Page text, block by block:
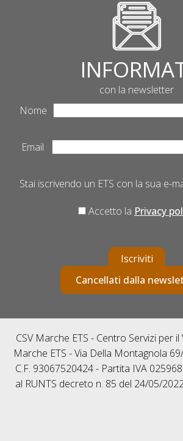
con la newsletter
Nome
Email
Stai iscrivendo un ETS con la sua e-
Accetto la Privacy
Iscriviti
Cancellati dalla
CSV Marche ETS - Centro Servizi per
Marche ETS - Via Della Montagnola
C.F. 93067520424 - Partita IVA
al RUNTS decreto n. 85 del 24/05/